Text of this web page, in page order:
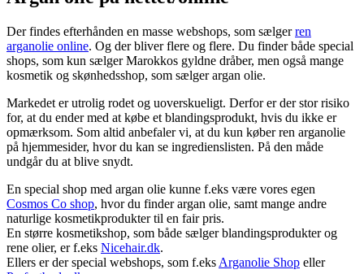
Der findes efterhånden en masse webshops, som sælgerren
arganolie online. Og der bliver flere og flere. Du finder både special
shops, som kun sælger Marokkos gyldne dråber, men også mange
kosmetik og skønhedsshop, som sælger argan olie.
Markedet er utrolig rodet og uoverskueligt. Derfor er der stor risiko
for, at du ender med at købe et blandingsprodukt, hvis du ikke er
opmærksom. Som altid anbefaler vi, at du kun køber ren arganolie
på hjemmesider, hvor du kan se ingredienslisten. På den måde
undgår du at blive snydt.
En special shop med argan olie kunne f.eks være vores egen
Cosmos Co shop, hvor du finder argan olie, samt mange andre
naturlige kosmetikprodukter til en fair pris.
En større kosmetikshop, som både sælger blandingsprodukter og
rene olier, er f.eks Nicehair.dk.
Ellers er der special webshops, som f.eks Arganolie Shop eller